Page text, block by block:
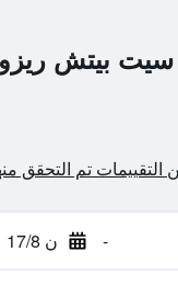
بيتش
- ن 17/8